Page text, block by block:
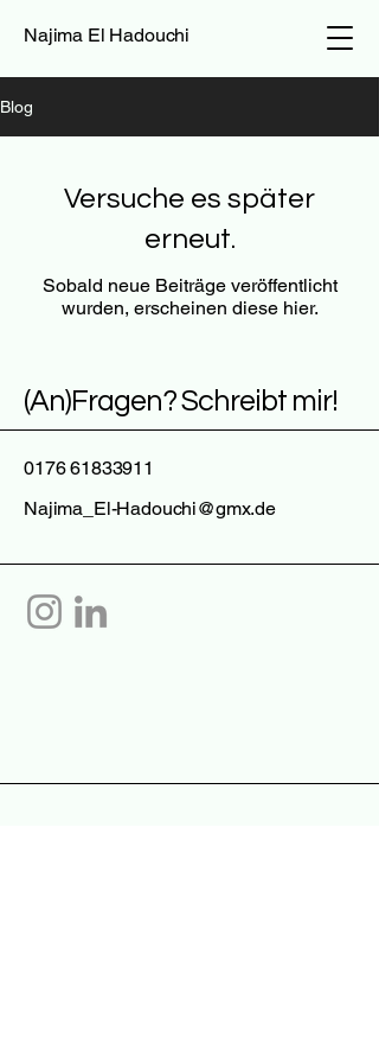
Najima El Hadouchi
Blog
Versuche es später
erneut.
Sobald neue Beiträge veröffentlicht
wurden, erscheinen diese hier.
(An)Fragen? Schreibt mir!
0176 61833911
Najima_El-Hadouchi@gmx.de